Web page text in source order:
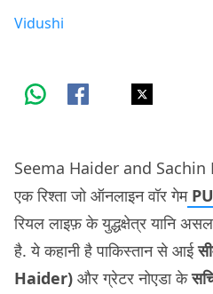
Vidushi
Seema Haider and
एक रिश्ता जो ऑनलाइन वॉर गेम
रियल लाइफ़ के युद्धक्षेत्र यानि
है. ये कहानी है पाकिस्तान से आई
Haider) और ग्रेटर नोएडा के